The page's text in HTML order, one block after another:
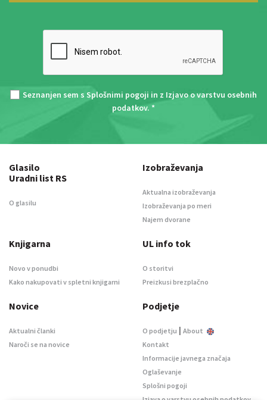
Seznanjen sem s Splošnimi pogoji in z Izjavo o varstvu osebnih
podatkov. *
Glasilo
Uradni list RS
O glasilu
Izobraževanja
Aktualna izobraževanja
Izobraževanja po meri
Najem dvorane
Knjigarna
Novo v ponudbi
Kako nakupovati v spletni knjigarni
UL info tok
O storitvi
Preizkusi brezplačno
Novice
Aktualni članki
Naroči se na novice
Podjetje
O podjetju | About
Kontakt
Informacije javnega značaja
Oglaševanje
Splošni pogoji